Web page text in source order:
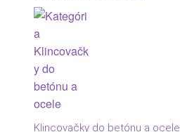
Klincovačky do betónu a ocele